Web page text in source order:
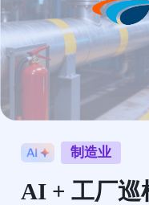
制造业
AI + 工厂巡